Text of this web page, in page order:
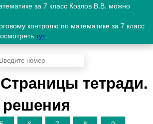
за 7 класс Козлов В.В. можно
контролю по математике за 7 класс
тут.
тетради.